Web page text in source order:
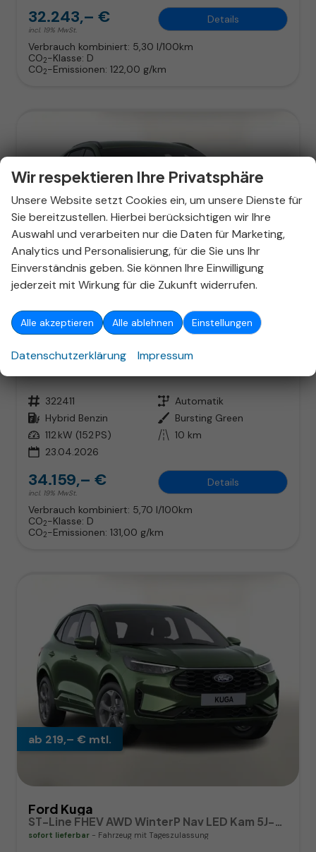
32.243,– €
incl. 19% MwSt.
Details
Verbrauch kombiniert: 5,30 l/100km
CO2-Klasse: D
CO2-Emissionen: 122,00 g/km
ab 219,– € mtl.
Fahrzeugnr. 322411 Getriebe Automatik
Kraftstoff Hybrid Benzin Außenfarbe Bursting Green
Leistung 112 kW (152 PS) Kilometerstand 10 km
23.04.2026
34.159,– €
incl. 19% MwSt.
Details
Verbrauch kombiniert: 5,70 l/100km
CO2-Klasse: D
CO2-Emissionen: 131,00 g/km
ab 219,– € mtl.
Ford Kuga
sofort lieferbar Fahrzeug mit Tageszulassung
Wir respektieren Ihre Privatsphäre
Unsere Website setzt Cookies ein, um unsere Dienste für
Sie bereitzustellen. Hierbei berücksichtigen wir Ihre
Auswahl und verarbeiten nur die Daten für Marketing,
Analytics und Personalisierung, für die Sie uns Ihr
Einverständnis geben. Sie können Ihre Einwilligung
jederzeit mit Wirkung für die Zukunft widerrufen.
Alle akzeptieren Alle ablehnen Einstellungen
Datenschutzerklärung Impressum